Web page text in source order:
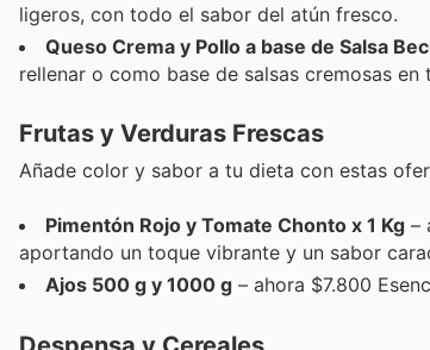
ligeros, con todo el sabor del atún fresco.
Queso Crema y Pollo a base de Salsa
rellenar o como base de salsas cremosas en
Frutas y Verduras Frescas
Añade color y sabor a tu dieta con estas
Pimentón Rojo y Tomate Chonto x 1 Kg –
aportando un toque vibrante y un sabor
Ajos 500 g y 1000 g – ahora $7.800